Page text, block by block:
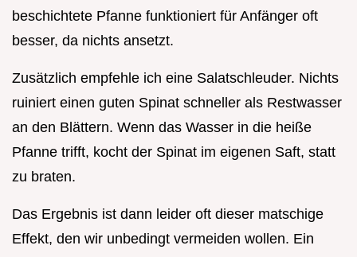
beschichtete Pfanne funktioniert für Anfänger oft
besser, da nichts ansetzt.
Zusätzlich empfehle ich eine Salatschleuder. Nichts
ruiniert einen guten Spinat schneller als Restwasser
an den Blättern. Wenn das Wasser in die heiße
Pfanne trifft, kocht der Spinat im eigenen Saft, statt
zu braten.
Das Ergebnis ist dann leider oft dieser matschige
Effekt, den wir unbedingt vermeiden wollen. Ein